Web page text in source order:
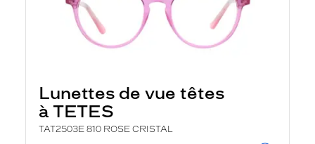
Lunettes de vue têtes
à TETES
TAT2503E 810 ROSE CRISTAL